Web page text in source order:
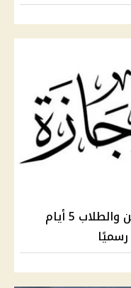
إجازة عيد الأضحى 2026 للموظفين والطلاب 5 أيام